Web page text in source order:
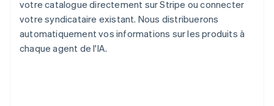
votre catalogue directement sur Stripe ou connecter
votre syndicataire existant. Nous distribuerons
automatiquement vos informations sur les produits à
chaque agent de l'IA.